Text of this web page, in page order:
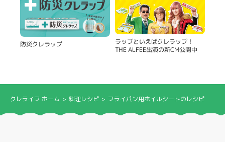
防災クレラップ ラップといえばクレラップ！
THE ALFEE出演の新CM公開中
クレライフ ホーム 料理レシピ フライパン用ホイルシートのレシピ